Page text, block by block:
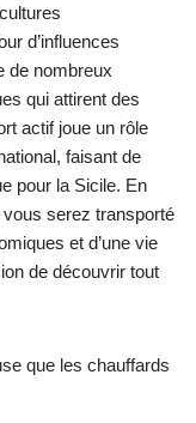
d’influences
de nombreux
qui attirent des
actif joue un rôle
faisant de
pour la Sicile. En
serez transporté
et d’une vie
de découvrir tout
que les chauffards